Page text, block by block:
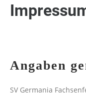
Angaben
SV Germania